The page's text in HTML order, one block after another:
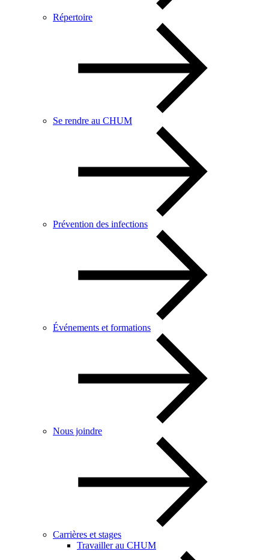
Répertoire
Se rendre au CHUM
Prévention des infections
Événements et formations
Nous joindre
Carrières et stages
Travailler au CHUM